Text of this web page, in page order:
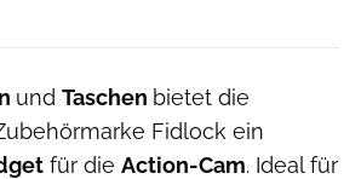
und Taschen bietet die
Fidlock ein
für die Action-Cam. Ideal für